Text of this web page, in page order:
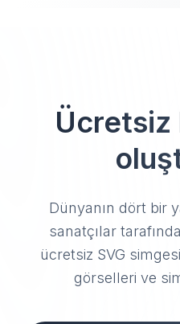
Ücretsiz
Dünyanın dört bir
sanatçılar
ücretsiz SVG
görselleri ve